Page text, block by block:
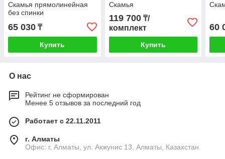
Скамья прямолинейная
без спинки
65 030 ₸
Купить
Скамья
119 700₸/
комплект
Купить
60
О нас
Рейтинг не сформирован
Менее 5 отзывов за последний год
Работает с 22.11.2011
г. Алматы
Офис: г. Алматы, ул. Акжунис 13, Алматы, Казахстан